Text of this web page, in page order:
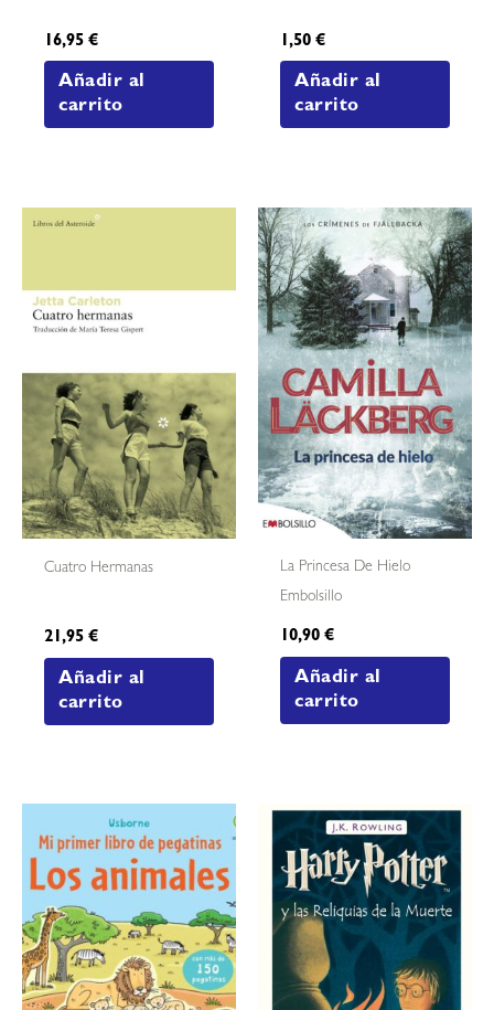
16,95€
Añadir al
carrito
1,50€
Añadir al
carrito
Cuatro Hermanas
21,95€
Añadir al
carrito
La Princesa De Hielo
Embolsillo
10,90€
Añadir al
carrito